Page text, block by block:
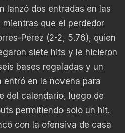
lanzó dos entradas en las
que el perdedor
Pérez (2-2, 5.76), quien
siete hits y le hicieron
bases regaladas y un
entró en la novena para
del calendario, luego de
permitiendo solo un hit.
con la ofensiva de casa